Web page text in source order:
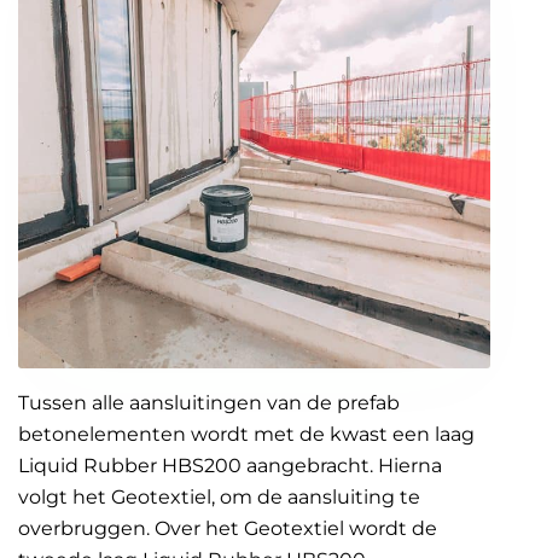
Tussen alle aansluitingen van de prefab
betonelementen wordt met de kwast een laag
Liquid Rubber HBS200 aangebracht. Hierna
volgt het Geotextiel, om de aansluiting te
overbruggen. Over het Geotextiel wordt de